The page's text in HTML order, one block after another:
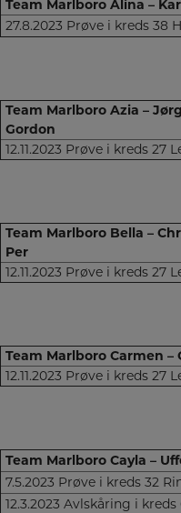
Team Marlboro Alina –
27.8.2023 Prøve i kreds 38
Team Marlboro Azia –
Gordon
12.11.2023 Prøve i kreds 27
Team Marlboro Bella –
Per
12.11.2023 Prøve i kreds 27
Team Marlboro Carmen –
12.11.2023 Prøve i kreds 27
Team Marlboro Cayla –
7.5.2023 Prøve i kreds 32
12.3.2023 Avlskåring i